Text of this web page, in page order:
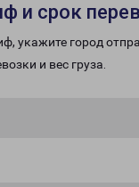
и срок
укажите город
и вес груза.